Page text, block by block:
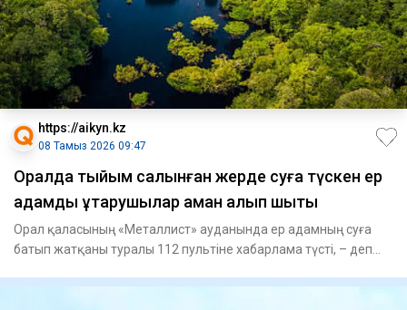
https://aikyn.kz
08 Тамыз 2026 09:47
Оралда тыйым салынған жерде суға түскен ер
адамды құтқарушылар аман алып шықты
Орал қаласының «Металлист» ауданында ер адамның суға
батып жатқаны туралы 112 пультіне хабарлама түсті, – деп